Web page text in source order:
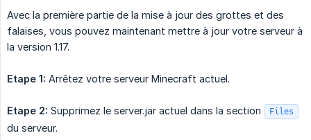
Avec la première partie de la mise à jour des grottes et des
falaises, vous pouvez maintenant mettre à jour votre serveur à
la version 1.17.
Etape 1: Arrêtez votre serveur Minecraft actuel.
Etape 2: Supprimez le server.jar actuel dans la section Files
du serveur.